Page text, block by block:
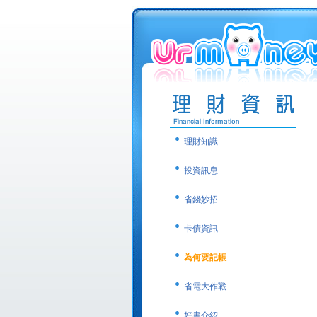
理財知識
投資訊息
省錢妙招
卡債資訊
為何要記帳
省電大作戰